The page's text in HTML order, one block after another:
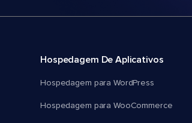
Hospedagem De Aplicativos
Hospedagem para WordPress
Hospedagem para WooCommerce